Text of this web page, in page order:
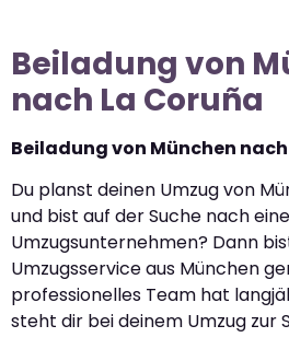
Beiladung von
nach La Coruña
Beiladung von München
Du planst deinen Umzug von
und bist auf der Suche nach
Umzugsunternehmen? Dann
Umzugsservice aus München
professionelles Team hat
steht dir bei deinem Umzug zur